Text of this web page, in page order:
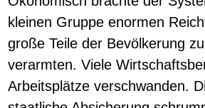
kleinen Gruppe enormen
große Teile der Bevölkerung
verarmten. Viele
Arbeitsplätze verschwanden.